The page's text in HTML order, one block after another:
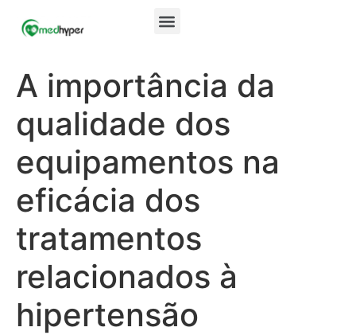
A importância da
qualidade dos
equipamentos na
eficácia dos
tratamentos
relacionados à
hipertensão